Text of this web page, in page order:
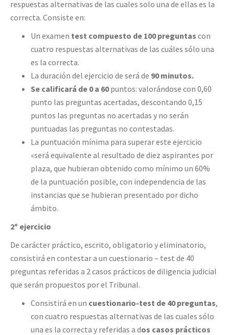
respuestas alternativas de las cuales solo una de ellas es la
correcta. Consiste en:
Un examen test compuesto de 100 preguntas con
cuatro respuestas alternativas de las cuáles sólo una
es la correcta.
La duración del ejercicio de será de 90 minutos.
Se calificará de 0 a 60puntos: valorándose con 0,60
punto las preguntas acertadas, descontando 0,15
puntos las preguntas no acertadas y no serán
puntuadas las preguntas no contestadas.
La puntuación mínima para superar este ejercicio
«será equivalente al resultado de diez aspirantes por
plaza, que hubieran obtenido como mínimo un 60%
de la puntuación posible, con independencia de las
instancias que se hubieran presentado por dicho
ámbito.
2º ejercicio
De carácter práctico, escrito, obligatorio y eliminatorio,
consistirá en contestar a un cuestionario – test de 40
preguntas referidas a 2 casos prácticos de diligencia judicial
que serán propuestos por el Tribunal.
Consistirá en un cuestionario-test de 40 preguntas,
con cuatro respuestas alternativas de las cuales sólo
una es la correcta y referidas a dos casos prácticos